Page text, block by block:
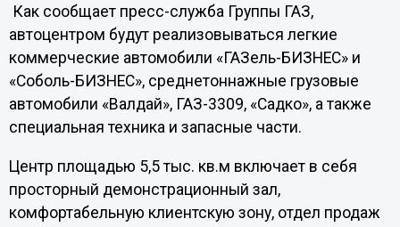
Как сообщает пресс-служба Группы ГАЗ,
автоцентром будут реализовываться легкие
коммерческие автомобили «ГАЗель-БИЗНЕС» и
«Соболь-БИЗНЕС», среднетоннажные грузовые
автомобили «Валдай», ГАЗ-3309, «Садко», а также
специальная техника и запасные части.
Центр площадью 5,5 тыс. кв.м включает в себя
просторный демонстрационный зал,
комфортабельную клиентскую зону, отдел продаж